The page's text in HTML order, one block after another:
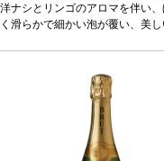
完する。合う料理カクテルやア
洋ナシとリンゴのアロマを伴い
く滑らかで細かい泡が覆い、美